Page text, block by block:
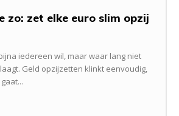
zo: zet elke euro slim opzij
iedereen wil, maar waar lang niet
Geld opzijzetten klinkt eenvoudig,